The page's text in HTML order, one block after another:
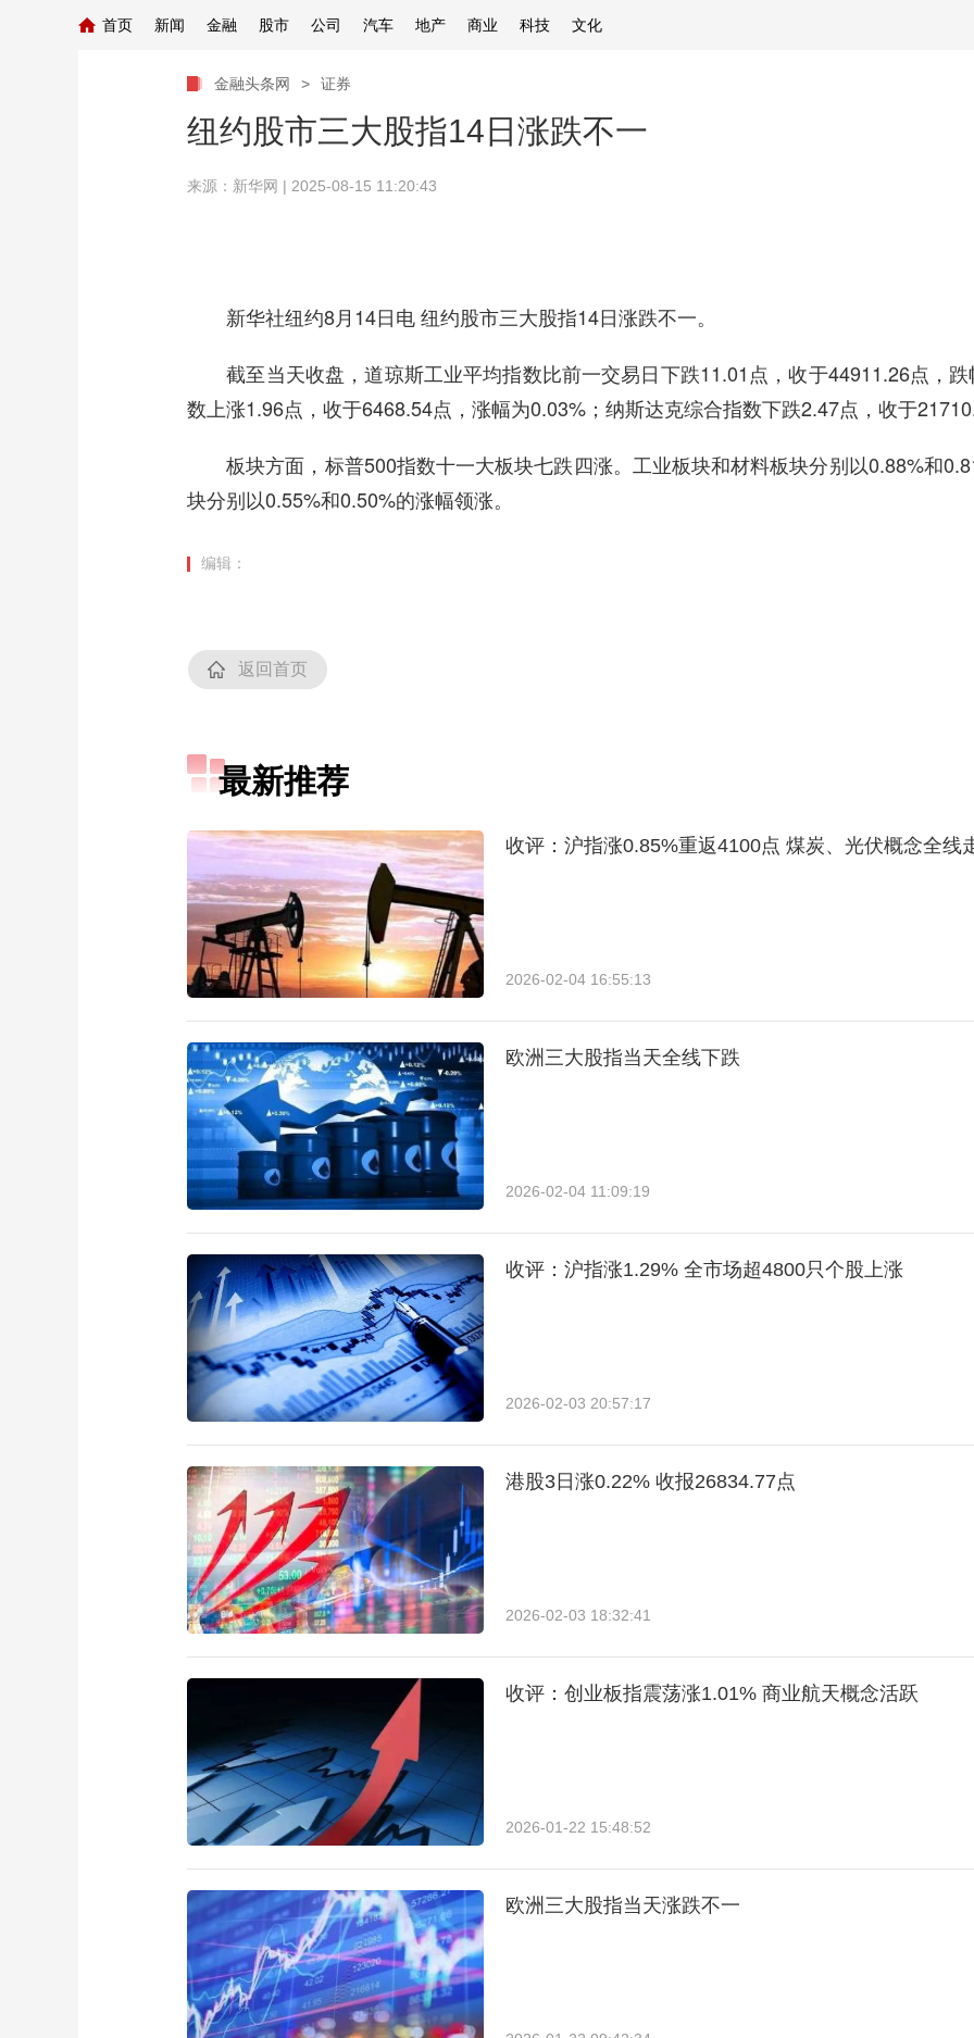
首页 新闻 金融 股市 公司 汽车 地产 商业 科技 文化
金融头条网 > 证券
纽约股市三大股指14日涨跌不一
来源：新华网 | 2025-08-15 11:20:43
新华社纽约8月14日电 纽约股市三大股指14日涨跌不一。
截至当天收盘，道琼斯工业平均指数比前一交易日下跌11.01点，收于44911.26点，跌
数上涨1.96点，收于6468.54点，涨幅为0.03%；纳斯达克综合指数下跌2.47点，收于
板块方面，标普500指数十一大板块七跌四涨。工业板块和材料板块分别以0.88%和
块分别以0.55%和0.50%的涨幅领涨。
编辑：
返回首页
最新推荐
收评：沪指涨0.85%重返4100点 煤炭、光伏概念全线
2026-02-04 16:55:13
欧洲三大股指当天全线下跌
2026-02-04 11:09:19
收评：沪指涨1.29% 全市场超4800只个股上涨
2026-02-03 20:57:17
港股3日涨0.22% 收报26834.77点
2026-02-03 18:32:41
收评：创业板指震荡涨1.01% 商业航天概念活跃
2026-01-22 15:48:52
欧洲三大股指当天涨跌不一